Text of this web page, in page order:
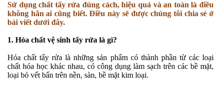
Sử dụng chất tẩy rửa đúng cách, hiệu quả và an toàn là điều
không hẳn ai cũng biết. Điều này sẽ được chúng tôi chia sẻ ở
bài viết dưới đây.
1. Hóa chất vệ sinh tẩy rửa là gì?
Hóa chất tẩy rửa là những sản phẩm có thành phần từ các loại
chất hóa học khác nhau, có công dụng làm sạch trên các bề mặt,
loại bỏ vết bẩn trên nền, sàn, bề mặt kim loại.